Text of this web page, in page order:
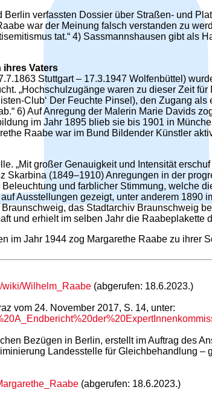
verfassten Dossier über Straßen- und
war der Meinung falsch verstanden zu
tat.“ 4) Sassmannshausen gibt als
ihres Vaters
Stuttgart – 17.3.1947 Wolfenbüttel)
„Hochschulzugänge waren zu dieser Zeit
Club‘ Der Feuchte Pinsel), den Zugang
6) Auf Anregung der Malerin Marie Davids
im Jahr 1895 blieb sie bis 1901 in
Raabe war im Bund Bildender Künstler
„Mit großer Genauigkeit und Intensität
Skarbina (1849–1910) Anregungen in der
und farblicher Stimmung, welche
Ausstellungen gezeigt, unter anderem
das Stadtarchiv Braunschweig
und erhielt im selben Jahr die Raabeplakette
im Jahr 1944 zog Margarethe Raabe zu ihrer
wiki/Wilhelm_Raabe (abgerufen: 18.6.2023.)
vom 24. November 2017, S. 14, unter:
Bezügen in Berlin, erstellt im Auftrag des
Landesstelle für Gleichbehandlung –
(abgerufen: 18.6.2023.)